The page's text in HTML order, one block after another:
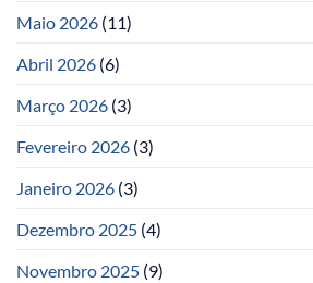
Maio 2026 (11)
Abril 2026 (6)
Março 2026 (3)
Fevereiro 2026 (3)
Janeiro 2026 (3)
Dezembro 2025 (4)
Novembro 2025 (9)